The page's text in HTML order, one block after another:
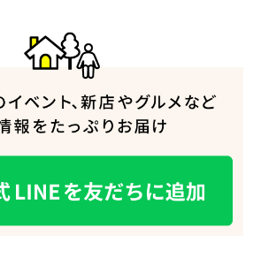
人気のキーワード
#カフェ#スイーツ#パン #カレー #柏駅
／教えて投稿記事